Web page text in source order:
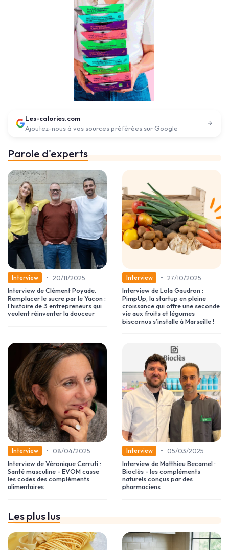
Les-calories.com
Ajoutez-nous à vos sources préférées sur Google
Parole d'experts
Interview • 20/11/2025
Interview de Clément Poyade.
Remplacer le sucre par le Yacon :
l’histoire de 3 entrepreneurs qui
veulent réinventer la douceur
Interview • 27/10/2025
Interview de Lola Gaudron :
PimpUp, la startup en pleine
croissance qui offre une seconde
vie aux fruits et légumes
biscornus s’installe à Marseille !
Interview •
08/04/2025
Interview de Véronique Cerruti :
Santé masculine - EVOM casse
les codes des compléments
alimentaires
Interview •
05/03/2025
Interview de Matthieu Becamel :
Bioclès - les compléments
naturels conçus par des
pharmaciens
Les plus lus